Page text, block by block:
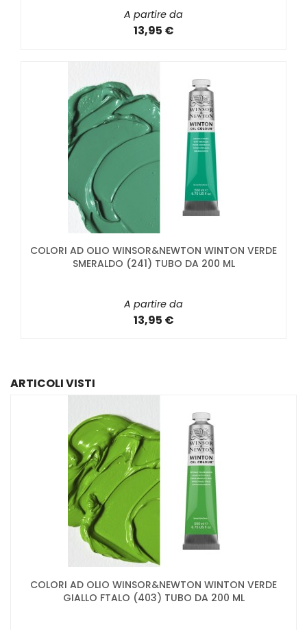
A partire da
13,95 €
COLORI AD OLIO WINSOR&NEWTON WINTON VERDE
SMERALDO (241) TUBO DA 200 ML
A partire da
13,95 €
ARTICOLI VISTI
COLORI AD OLIO WINSOR&NEWTON WINTON VERDE
GIALLO FTALO (403) TUBO DA 200 ML